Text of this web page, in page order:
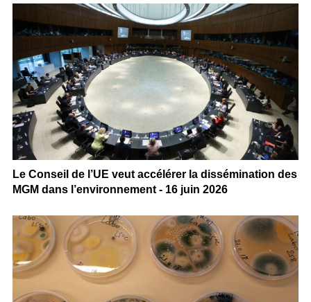
Le Conseil de l’UE veut accélérer la dissémination des
MGM dans l’environnement - 16 juin 2026